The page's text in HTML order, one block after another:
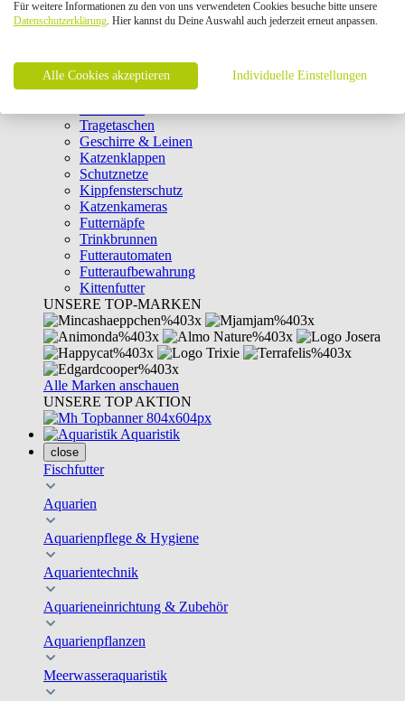
Intelligenzspielzeug
Laserpointer & Elektrospielzeug
Clicker & Target Sticks für Katzen
Weiteres Katzenspielzeug
Transportboxen
Tragetaschen
Geschirre & Leinen
Katzenklappen
Schutznetze
Kippfensterschutz
Katzenkameras
Futternäpfe
Trinkbrunnen
Futterautomaten
Futteraufbewahrung
Kittenfutter
UNSERE TOP-MARKEN
Alle Marken anschauen
UNSERE TOP AKTION
Aquaristik
close
Fischfutter
Aquarien
Aquarienpflege & Hygiene
Aquarientechnik
Aquarieneinrichtung & Zubehör
Aquarienpflanzen
Meerwasseraquaristik
Für weitere Informationen zu den von uns verwendeten Cookies besuche bitte unsere
Datenschutzerklärung. Hier kannst du Deine Auswahl auch jederzeit erneut anpassen.
Alle Cookies akzeptieren Individuelle Einstellungen